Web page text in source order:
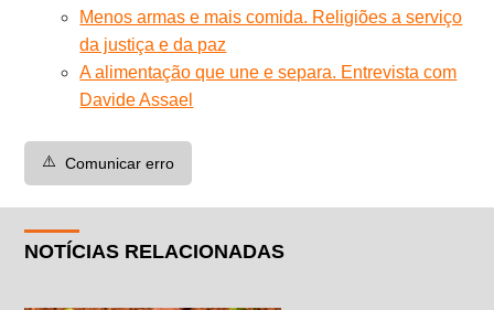
Menos armas e mais comida. Religiões a serviço
da justiça e da paz
A alimentação que une e separa. Entrevista com
Davide Assael
⚠️ Comunicar erro
NOTÍCIAS RELACIONADAS